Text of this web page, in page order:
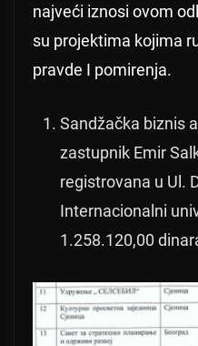
najveći iznosi ovom
su projektima kojima
pravde I pomirenja.
Sandžačka biznis
zastupnik Emir
registrovana u Ul.
Internacionalni
1.258.120,00